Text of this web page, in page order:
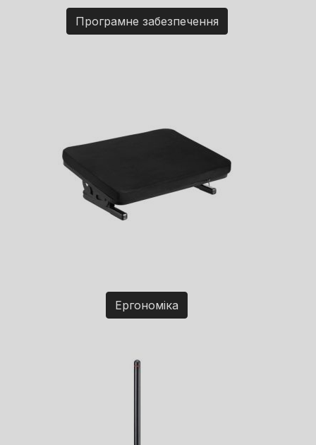
Програмне забезпечення
Ергономіка